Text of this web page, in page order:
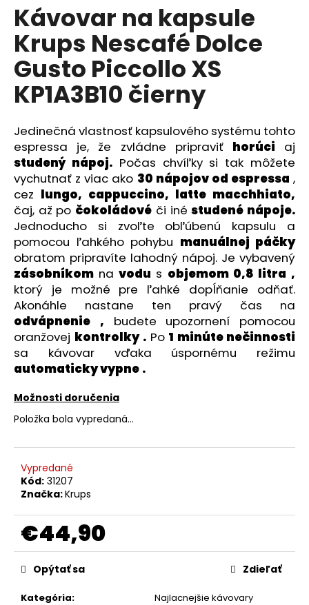
produktu
je
0,0
5
hviezdičiek.
Kávovar na kapsule
Krups Nescafé Dolce
Gusto Piccollo XS
KP1A3B10 čierny
Jedinečná vlastnosť kapsulového systému tohto
espressa je, že zvládne pripraviť horúci
aj
studený nápoj. Počas chvíľky si tak môžete
vychutnať z viac ako 30 nápojov od espressa ,
cez lungo, cappuccino, latte macchhiato,
čaj, až po čokoládové či iné studené nápoje.
Jednoducho si zvoľte obľúbenú kapsulu a
pomocou ľahkého pohybu manuálnej páčky
obratom pripravíte lahodný nápoj. Je vybavený
zásobníkom na vodu s objemom 0,8 litra ,
ktorý je možné pre ľahké dopĺňanie odňať.
Akonáhle nastane ten pravý čas na
odvápnenie
,
budete upozornení pomocou
oranžovej kontrolky . Po 1 minúte nečinnosti
sa kávovar vďaka úspornému režimu
automaticky vypne .
Možnosti doručenia
Položka bola vypredaná…
Vypredané
Kód: 31207
Značka:Krups
€44,90
Jednotková
cena:
Kategória:
Najlacnejšie kávovary
Opýtať sa Zdieľať
HĽADAŤ
O
p
o
r
ú
č
a
m
e
MAXXMEE
DIGITÁLNY
TEPLOMER
NA
VODOVODNÉ
ARMATÚRY
A
KOHÚTIK
00646